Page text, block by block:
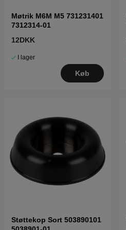
Møtrik M6M M5 731231401
7312314-01
12DKK
I lager
Køb
Støttekop Sort 503890101